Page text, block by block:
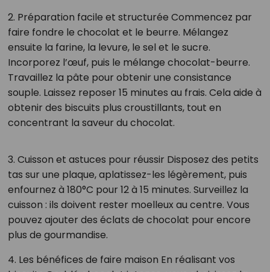
2. Préparation facile et structurée Commencez par
faire fondre le chocolat et le beurre. Mélangez
ensuite la farine, la levure, le sel et le sucre.
Incorporez l’œuf, puis le mélange chocolat-beurre.
Travaillez la pâte pour obtenir une consistance
souple. Laissez reposer 15 minutes au frais. Cela aide à
obtenir des biscuits plus croustillants, tout en
concentrant la saveur du chocolat.
3. Cuisson et astuces pour réussir Disposez des petits
tas sur une plaque, aplatissez-les légèrement, puis
enfournez à 180°C pour 12 à 15 minutes. Surveillez la
cuisson : ils doivent rester moelleux au centre. Vous
pouvez ajouter des éclats de chocolat pour encore
plus de gourmandise.
4. Les bénéfices de faire maison En réalisant vos